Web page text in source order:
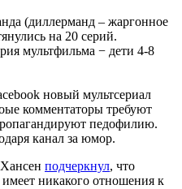
(диллерманд – жаргонное
на 20 серий.
мультфильма − дети 4-8
новый мультсериал
комментаторы требуют
педофилию.
канал за юмор.
подчеркнул, что
никакого отношения к